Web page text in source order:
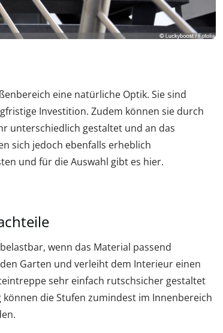
eine natürliche Optik. Sie sind
Investition. Zudem können sie durch
unterschiedlich gestaltet und an das
sich jedoch ebenfalls erheblich
und für die Auswahl gibt es hier.
wenn das Material passend
Garten und verleiht dem Interieur einen
sehr einfach rutschsicher gestaltet
die Stufen zumindest im Innenbereich